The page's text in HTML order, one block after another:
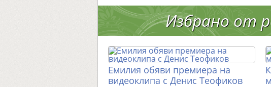
Избрано от
Емилия обяви премиера на
видеоклипа с Денис Теофиков